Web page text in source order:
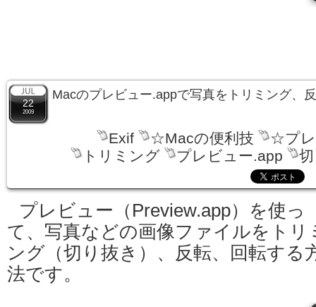
22
2009
Macのプレビュー.appで写真をトリミング、
Exif ☆Macの便利技
☆プレ
トリミング
プレビュー.app
プレビュー（Preview.app）を使っ
て、写真などの画像ファイルをトリ
ング（切り抜き）、反転、回転する
法です。